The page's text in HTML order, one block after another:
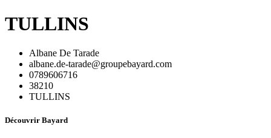
TULLINS
Albane De Tarade
albane.de-tarade@groupebayard.com
0789606716
38210
TULLINS
Découvrir Bayard